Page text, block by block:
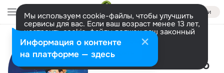
Войти
Мы используем cookie-файлы, чтобы улучшить
сервисы для вас. Если ваш возраст менее 13 лет,
настроить cookie-файлы должен ваш законный
представитель. Больше информации
Разрешить все Настроить
Исполнитель
Chorus of Pinocchio
Информация о контенте
на платформе — здесь